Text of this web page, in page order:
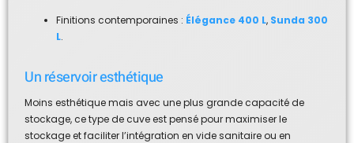
Finitions contemporaines : Élégance 400 L, Sunda 300
L.
Un réservoir esthétique
Moins esthétique mais avec une plus grande capacité de
stockage, ce type de cuve est pensé pour maximiser le
stockage et faciliter l’intégration en vide sanitaire ou en